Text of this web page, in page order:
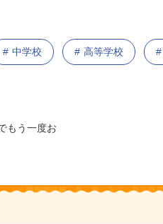
中学校 高等学校
もう一度お